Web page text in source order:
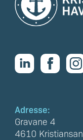
Adresse:
Gravane 4
4610